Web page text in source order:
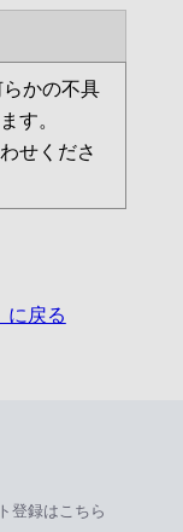
かの不具
す。
せくださ
に戻る
登録はこちら